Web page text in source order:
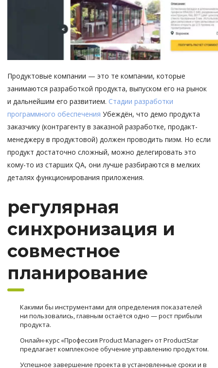
Продуктовые компании — это те компании, которые
занимаются разработкой продукта, выпуском его на рынок
и дальнейшим его развитием. Стадии разработки
программного обеспечения Убеждён, что демо продукта
заказчику (контрагенту в заказной разработке, продакт-
менеджеру в продуктовой) должен проводить пиэм. Но если
продукт достаточно сложный, можно делегировать это
кому-то из старших QA, они лучше разбираются в мелких
деталях функционирования приложения.
регулярная
синхронизация и
совместное
планирование
Какими бы инструментами для определения показателей
ни пользовались, главным остаётся одно — рост прибыли
продукта.
Онлайн-курс «Профессия Product Manager» от ProductStar
предлагает комплексное обучение управлению продуктом.
Успешное завершение проекта в установленные сроки и в